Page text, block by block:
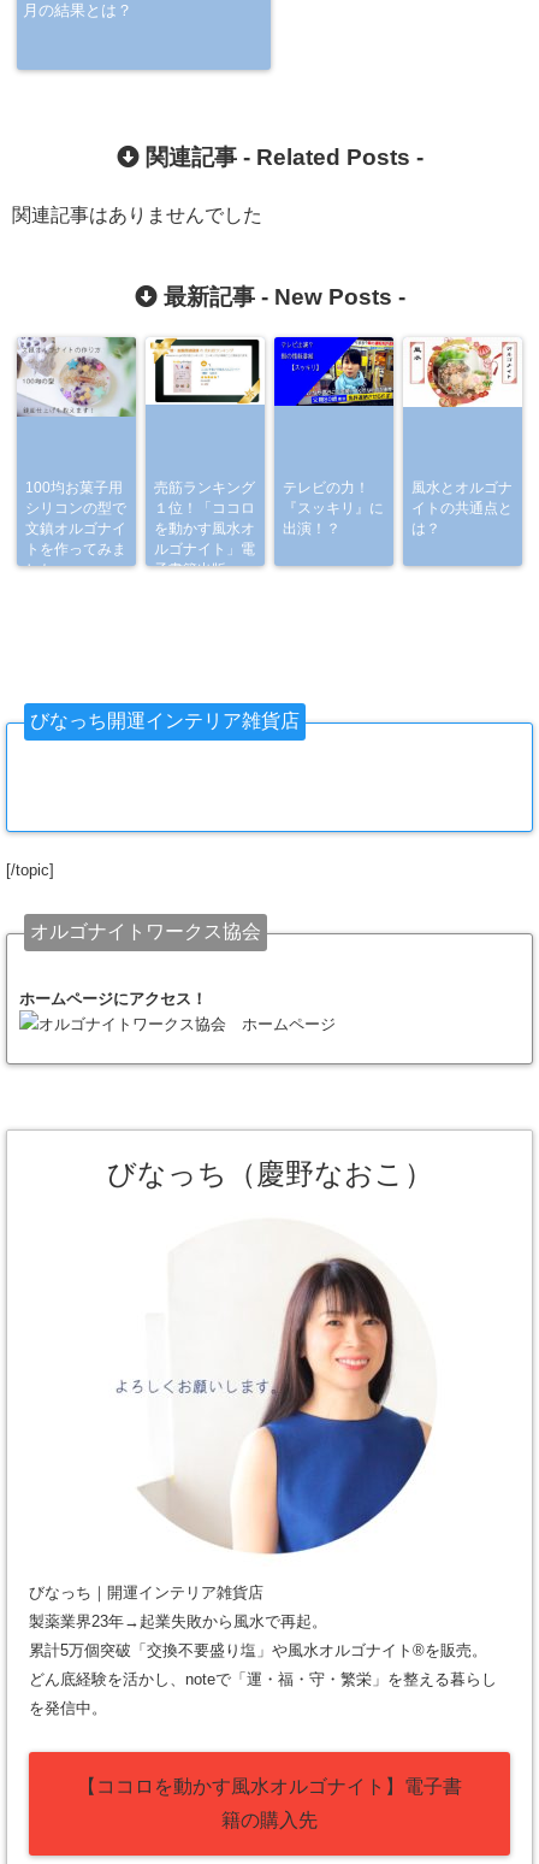
月の結果とは？
関連記事 - Related Posts -
関連記事はありませんでした
最新記事 - New Posts -
100均お菓子用
シリコンの型で
文鎮オルゴナイ
トを作ってみま
した
売筋ランキング
１位！「ココロ
を動かす風水オ
ルゴナイト」電
子書籍出版
テレビの力！
『スッキリ』に
出演！？
風水とオルゴナ
イトの共通点と
は？
びなっち開運インテリア雑貨店
[/topic]
オルゴナイトワークス協会
ホームページにアクセス！
びなっち（慶野なおこ）
びなっち｜開運インテリア雑貨店
製薬業界23年→起業失敗から風水で再起。
累計5万個突破「交換不要盛り塩」や風水オルゴナイト®を販売。
どん底経験を活かし、noteで「運・福・守・繁栄」を整える暮らし
を発信中。
【ココロを動かす風水オルゴナイト】電子書
籍の購入先